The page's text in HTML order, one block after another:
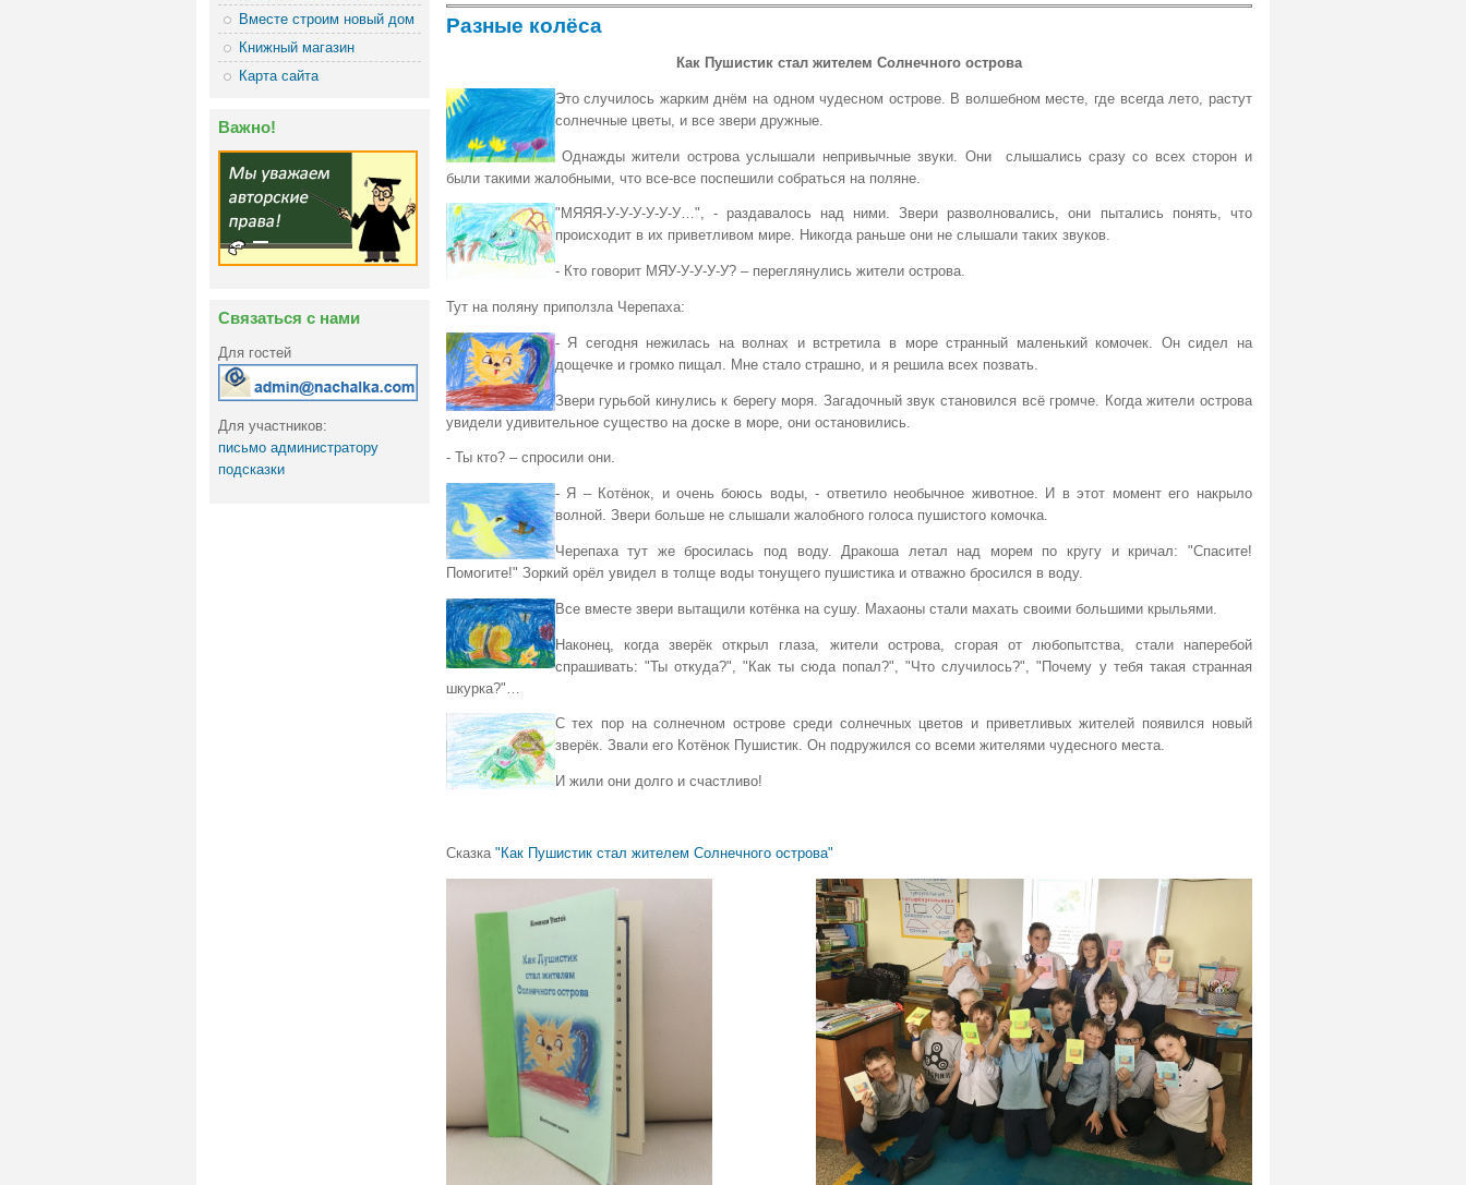
Вместе строим новый дом
Книжный магазин
Карта сайта
Важно!
Связаться с нами
Для гостей
Для участников:
письмо администратору
подсказки
Разные колёса
Как Пушистик стал жителем Солнечного острова
Это случилось жарким днём на одном чудесном острове. В волшебном месте, где всегда лето, растут
солнечные цветы, и все звери дружные.
Однажды жители острова услышали непривычные звуки. Они слышались сразу со всех сторон и
были такими жалобными, что все-все поспешили собраться на поляне.
"МЯЯЯ-У-У-У-У-У-У…", - раздавалось над ними. Звери разволновались, они пытались понять, что
происходит в их приветливом мире. Никогда раньше они не слышали таких звуков.
- Кто говорит МЯУ-У-У-У-У? – переглянулись жители острова.
Тут на поляну приползла Черепаха:
- Я сегодня нежилась на волнах и встретила в море странный маленький комочек. Он сидел на
дощечке и громко пищал. Мне стало страшно, и я решила всех позвать.
Звери гурьбой кинулись к берегу моря. Загадочный звук становился всё громче. Когда жители острова
увидели удивительное существо на доске в море, они остановились.
- Ты кто? – спросили они.
- Я – Котёнок, и очень боюсь воды, - ответило необычное животное. И в этот момент его накрыло
волной. Звери больше не слышали жалобного голоса пушистого комочка.
Черепаха тут же бросилась под воду. Дракоша летал над морем по кругу и кричал: "Спасите!
Помогите!" Зоркий орёл увидел в толще воды тонущего пушистика и отважно бросился в воду.
Все вместе звери вытащили котёнка на сушу. Махаоны стали махать своими большими крыльями.
Наконец, когда зверёк открыл глаза, жители острова, сгорая от любопытства, стали наперебой
спрашивать: "Ты откуда?", "Как ты сюда попал?", "Что случилось?", "Почему у тебя такая странная
шкурка?"…
С тех пор на солнечном острове среди солнечных цветов и приветливых жителей появился новый
зверёк. Звали его Котёнок Пушистик. Он подружился со всеми жителями чудесного места.
И жили они долго и счастливо!
Сказка "Как Пушистик стал жителем Солнечного острова"